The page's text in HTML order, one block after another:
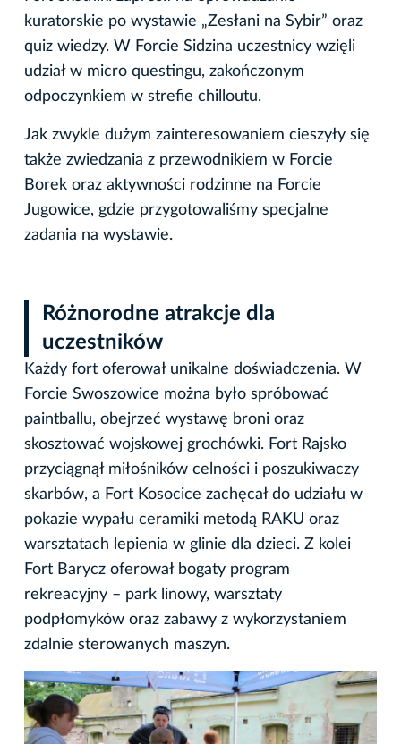
kuratorskie po wystawie „Zesłani na Sybir” oraz
quiz wiedzy. W Forcie Sidzina uczestnicy wzięli
udział w micro questingu, zakończonym
odpoczynkiem w strefie chilloutu.
Jak zwykle dużym zainteresowaniem cieszyły się
także zwiedzania z przewodnikiem w Forcie
Borek oraz aktywności rodzinne na Forcie
Jugowice, gdzie przygotowaliśmy specjalne
zadania na wystawie.
Różnorodne atrakcje dla
uczestników
Każdy fort oferował unikalne doświadczenia. W
Forcie Swoszowice można było spróbować
paintballu, obejrzeć wystawę broni oraz
skosztować wojskowej grochówki. Fort Rajsko
przyciągnął miłośników celności i poszukiwaczy
skarbów, a Fort Kosocice zachęcał do udziału w
pokazie wypału ceramiki metodą RAKU oraz
warsztatach lepienia w glinie dla dzieci. Z kolei
Fort Barycz oferował bogaty program
rekreacyjny – park linowy, warsztaty
podpłomyków oraz zabawy z wykorzystaniem
zdalnie sterowanych maszyn.